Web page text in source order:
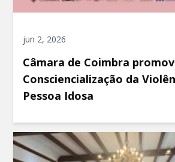
jun 2, 2026
Câmara de Coimbra
Consciencialização da
Pessoa Idosa